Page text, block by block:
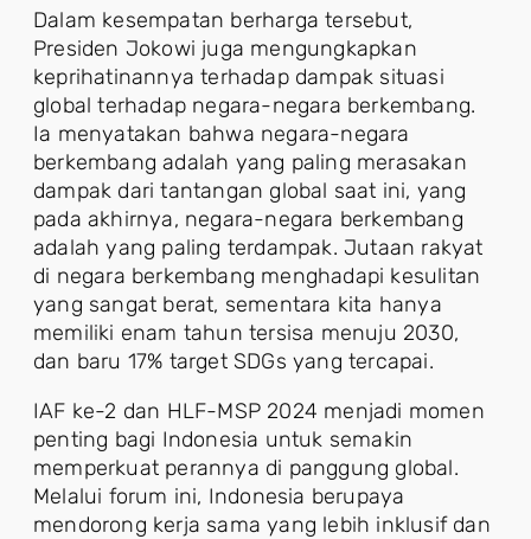
Dalam kesempatan berharga tersebut,
Presiden Jokowi juga mengungkapkan
keprihatinannya terhadap dampak situasi
global terhadap negara-negara berkembang.
Ia menyatakan bahwa negara-negara
berkembang adalah yang paling merasakan
dampak dari tantangan global saat ini, yang
pada akhirnya, negara-negara berkembang
adalah yang paling terdampak. Jutaan rakyat
di negara berkembang menghadapi kesulitan
yang sangat berat, sementara kita hanya
memiliki enam tahun tersisa menuju 2030,
dan baru 17% target SDGs yang tercapai.
IAF ke-2 dan HLF-MSP 2024 menjadi momen
penting bagi Indonesia untuk semakin
memperkuat perannya di panggung global.
Melalui forum ini, Indonesia berupaya
mendorong kerja sama yang lebih inklusif dan